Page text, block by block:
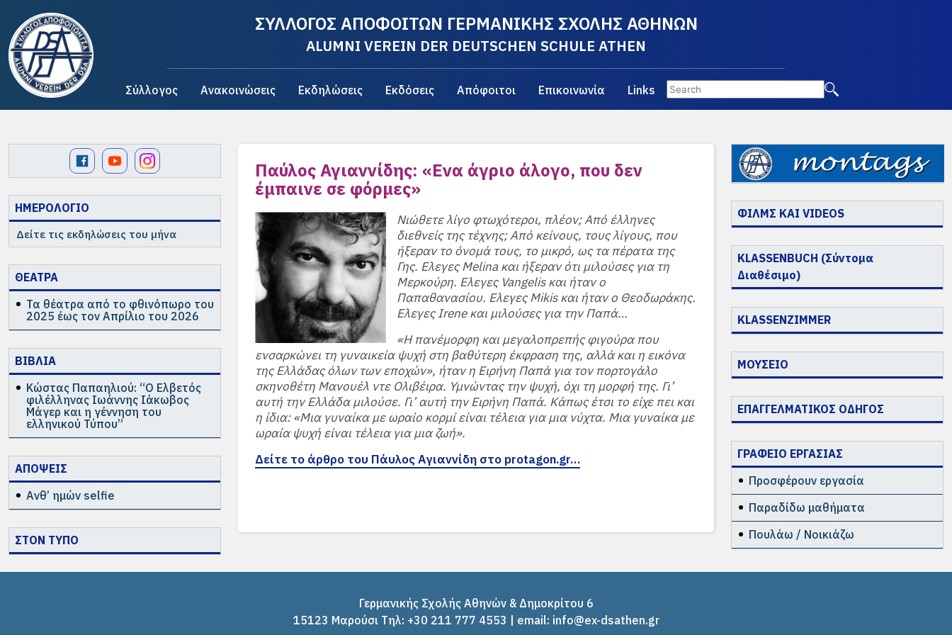
ΣΥΛΛΟΓΟΣ ΑΠΟΦΟΙΤΩΝ ΓΕΡΜΑΝΙΚΗΣ ΣΧΟΛΗΣ ΑΘΗΝΩΝ
ALUMNI VEREIN DER DEUTSCHEN SCHULE ATHEN
Σύλλογος Ανακοινώσεις Εκδηλώσεις Εκδόσεις Απόφοιτοι Επικοινωνία Links
ΗΜΕΡΟΛΟΓΙΟ
Δείτε τις εκδηλώσεις του μήνα
ΘΕΑΤΡΑ
Τα θέατρα από το φθινόπωρο του
2025 έως τον Απρίλιο του 2026
ΒΙΒΛΙΑ
Κώστας Παπαηλιού: “Ο Ελβετός
φιλέλληνας Ιωάννης Ιάκωβος
Μάγερ και η γέννηση του
ελληνικού Τύπου”
ΑΠΟΨΕΙΣ
Ανθ’ ημών selfie
ΣΤΟΝ ΤΥΠΟ
Παύλος Αγιαννίδης: «Ενα άγριο άλογο, που δεν
έμπαινε σε φόρμες»
Νιώθετε λίγο φτωχότεροι, πλέον; Από έλληνες
διεθνείς της τέχνης; Από κείνους, τους λίγους, που
ήξεραν το όνομά τους, το μικρό, ως τα πέρατα της
Γης. Ελεγες Melina και ήξεραν ότι μιλούσες για τη
Μερκούρη. Ελεγες Vangelis και ήταν ο
Παπαθανασίου. Ελεγες Mikis και ήταν ο Θεοδωράκης.
Ελεγες Irene και μιλούσες για την Παπά…
«Η πανέμορφη και μεγαλοπρεπής φιγούρα που
ενσαρκώνει τη γυναικεία ψυχή στη βαθύτερη έκφραση της, αλλά και η εικόνα
της Ελλάδας όλων των εποχών», ήταν η Ειρήνη Παπά για τον πορτογάλο
σκηνοθέτη Μανουέλ ντε Ολιβέιρα. Υμνώντας την ψυχή, όχι τη μορφή της. Γι’
αυτή την Ελλάδα μιλούσε. Γι’ αυτή την Ειρήνη Παπά. Κάπως έτσι το είχε πει και
η ίδια: «Μια γυναίκα με ωραίο κορμί είναι τέλεια για μια νύχτα. Μια γυναίκα με
ωραία ψυχή είναι τέλεια για μια ζωή».
Δείτε το άρθρο του Πάυλος Αγιαννίδη στο protagon.gr…
ΦΙΛΜΣ ΚΑΙ VIDEOS
KLASSENBUCH (Σύντομα
Διαθέσιμο)
KLASSENZIMMER
ΜΟΥΣΕΙΟ
ΕΠΑΓΓΕΛΜΑΤΙΚΟΣ ΟΔΗΓΟΣ
ΓΡΑΦΕΙΟ ΕΡΓΑΣΙΑΣ
Προσφέρουν εργασία
Παραδίδω μαθήματα
Πουλάω / Νοικιάζω
Γερμανικής Σχολής Αθηνών & Δημοκρίτου 6
15123 Μαρούσι Tηλ: +30 211 777 4553 | email: info@ex-dsathen.gr